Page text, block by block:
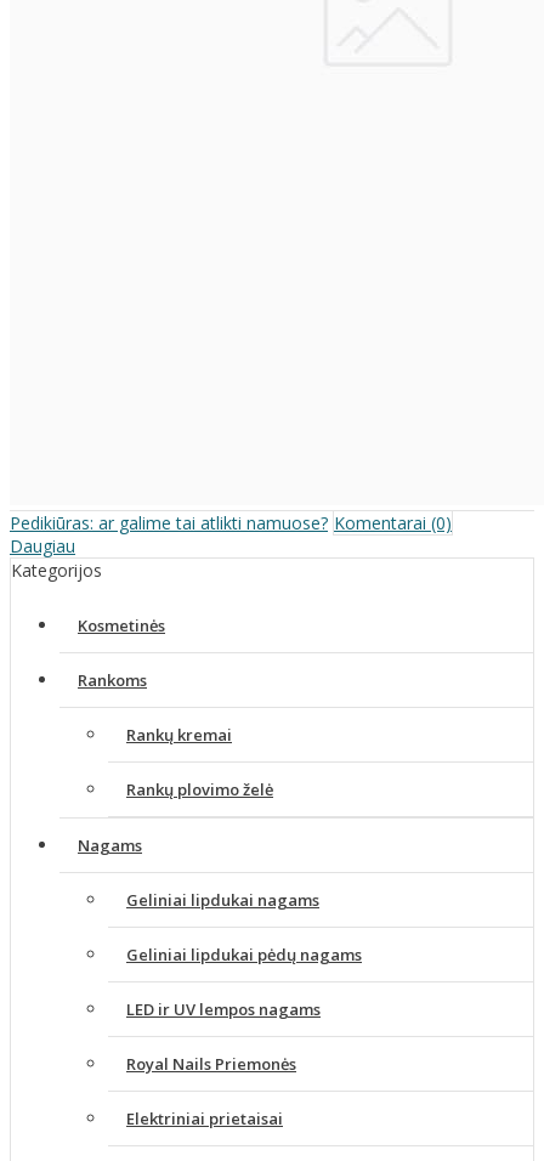
Pedikiūras: ar galime tai atlikti namuose? Komentarai (0)
Daugiau
Kategorijos
Kosmetinės
Rankoms
Rankų kremai
Rankų plovimo želė
Nagams
Geliniai lipdukai nagams
Geliniai lipdukai pėdų nagams
LED ir UV lempos nagams
Royal Nails Priemonės
Elektriniai prietaisai